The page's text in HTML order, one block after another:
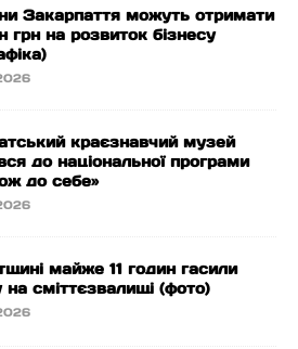
Закарпаття можуть отримати
грн на розвиток бізнесу
краєзнавчий музей
до національної програми
до себе»
майже 11 годин гасили
сміттєзвалищі (фото)